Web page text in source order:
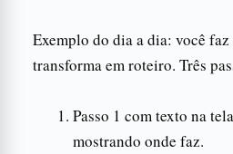
Exemplo do dia a dia: você
transforma em roteiro. Três
Passo 1 com texto na
mostrando onde faz.